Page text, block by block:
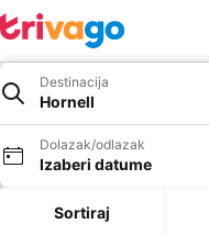
Destinacija
Hornell
Dolazak/odlazak
Izaberi datume
Sortiraj